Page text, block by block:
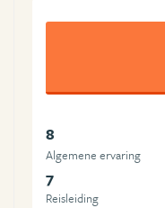
8
Algemene ervaring
7
Reisleiding